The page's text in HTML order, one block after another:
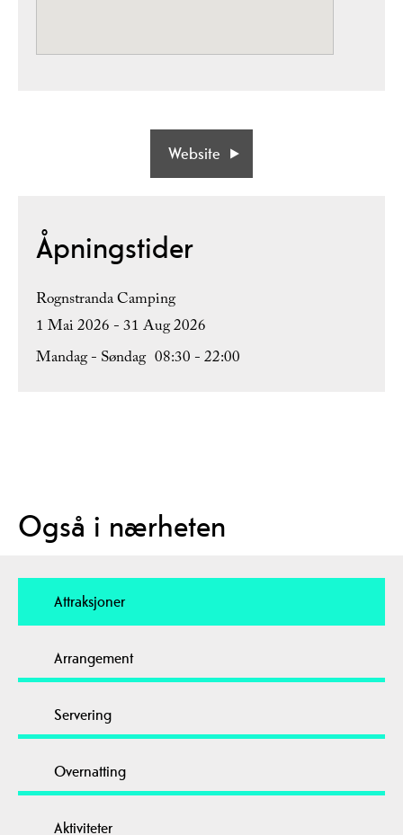
Website
Åpningstider
Rognstranda Camping
1 Mai 2026 - 31 Aug 2026
Mandag - Søndag 08:30 - 22:00
Også i nærheten
Attraksjoner
Arrangement
Servering
Overnatting
Aktiviteter